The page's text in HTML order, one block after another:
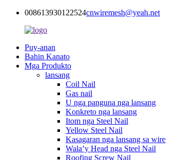
008613930122524cnwiremesh@yeah.net
Puy-anan
Bahin Kanato
Mga Produkto
lansang
Coil Nail
Gas nail
U nga panguna nga lansang
Konkreto nga lansang
Itom nga Steel Nail
Yellow Steel Nail
Kasagaran nga lansang sa wire
Wala’y Head nga Steel Nail
Roofing Screw Nail